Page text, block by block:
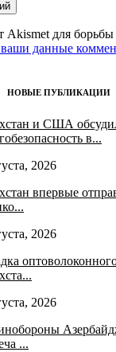
Akismet для
данные
НОВЫЕ ПУБЛИКАЦИИ
и США
в...
2026
впервые
2026
2026
...